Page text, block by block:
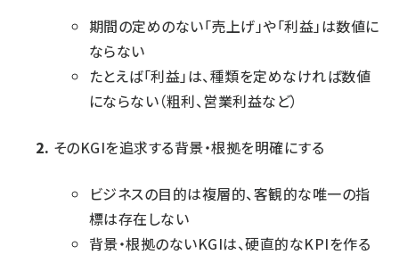
期間の定めのない「売上げ」や「利益」は数値に
ならない
たとえば「利益」は、種類を定めなければ数値
にならない（粗利、営業利益など）
そのKGIを追求する背景・根拠を明確にする
ビジネスの目的は複層的、客観的な唯一の指
標は存在しない
背景・根拠のないKGIは、硬直的なKPIを作る